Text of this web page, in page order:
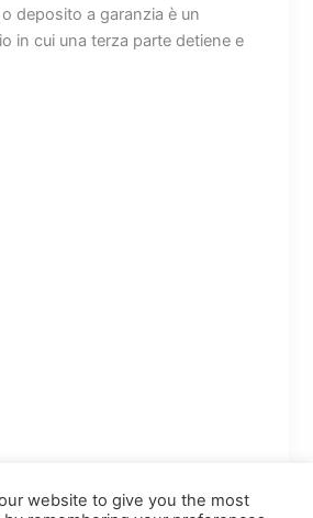
deposito a garanzia è un
in cui una terza parte detiene e
website to give you the most